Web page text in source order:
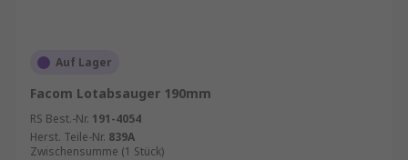
Auf Lager
Facom Lotabsauger 190mm
RS Best.-Nr. 191-4054
Herst. Teile-Nr. 839A
Zwischensumme (1 Stück)